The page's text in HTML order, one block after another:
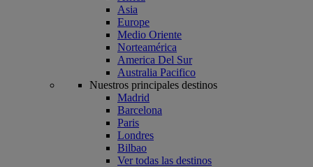
Asia
Europe
Medio Oriente
Norteamérica
America Del Sur
Australia Pacifico
Nuestros principales destinos
Madrid
Barcelona
Paris
Londres
Bilbao
Ver todas las destinos